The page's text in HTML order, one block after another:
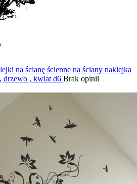
na ścianę ścienne na ściany naklejka
drzewo , kwiat d6 Brak opinii